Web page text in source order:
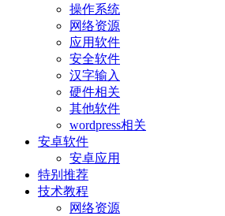
操作系统
网络资源
应用软件
安全软件
汉字输入
硬件相关
其他软件
wordpress相关
安卓软件
安卓应用
特别推荐
技术教程
网络资源